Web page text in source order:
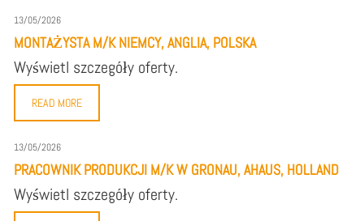
13/05/2026
MONTAŻYSTA M/K NIEMCY, ANGLIA, POLSKA
Wyświetl szczegóły oferty.
READ MORE
13/05/2026
PRACOWNIK PRODUKCJI M/K W GRONAU, AHAUS, HOLLAND
Wyświetl szczegóły oferty.